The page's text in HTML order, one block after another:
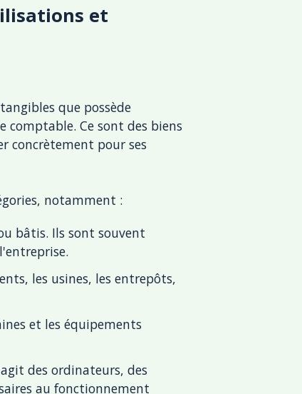
et
que possède
Ce sont des biens
concrètement pour ses
notamment :
bâtis. Ils sont souvent
les usines, les entrepôts,
et les équipements
des ordinateurs, des
au fonctionnement